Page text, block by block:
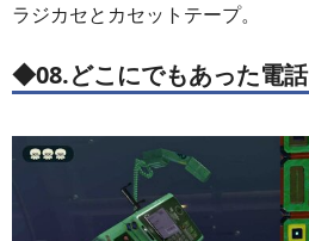
ラジカセとカセットテープ。
◆08.どこにでもあった電話